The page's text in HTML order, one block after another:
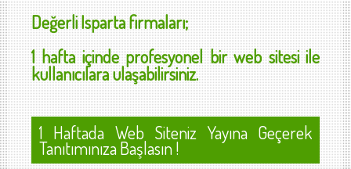
DeğerliIspartafirmaları;
1 hafta içinde profesyonel bir web sitesi ile
kullanıcılara ulaşabilirsiniz.
1 Haftada Web Siteniz Yayına Geçerek
Tanıtımınıza Başlasın !